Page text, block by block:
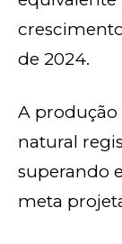
de 2024.
A produção
natural
superando
meta